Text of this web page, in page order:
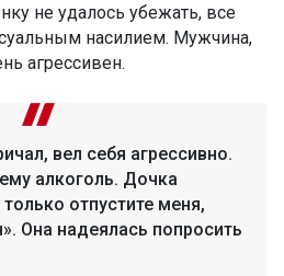
не удалось убежать, все
насилием. Мужчина,
агрессивен.
вел себя агрессивно.
алкоголь. Дочка
отпустите меня,
Она надеялась попросить